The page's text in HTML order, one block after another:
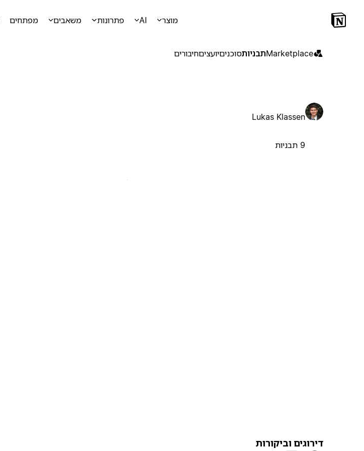
מוצר AI פתרונות משאבים מפתחים
Marketplaceתבניותסוכניםיועציםחיבורים
Lukas Klassen
9 תבניות
דירוגים וביקורות